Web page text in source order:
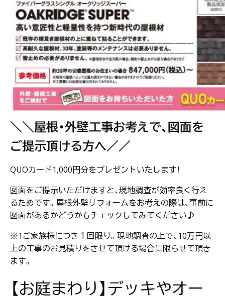
＼＼屋根・外壁工事お考えで、図面を
ご提示頂ける方へ／／
QUOカード1,000円分をプレゼントいたします！
図面をご提示いただけますと、現地調査が効率良く行え
るためです。屋根外壁リフォームをお考えの際は、事前に
図面があるかどうかもチェックしてみてください♪
※1ご家族様につき１回限り。現地調査の上で、10万円以
上の工事のお見積りをさせて頂ける場合に限らせて頂き
ます。
【お庭まわり】デッキやオー